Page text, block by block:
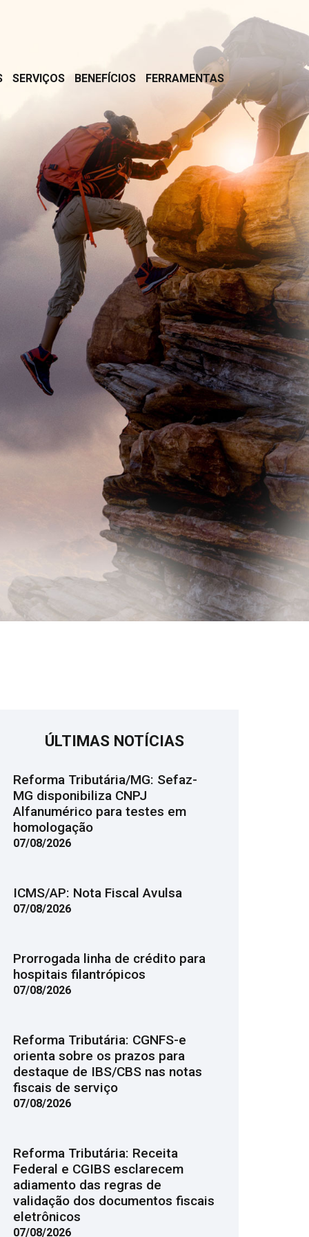
SERVIÇOS BENEFÍCIOS FERRAMENTAS
ÚLTIMAS NOTÍCIAS
Reforma Tributária/MG: Sefaz-
MG disponibiliza CNPJ
Alfanumérico para testes em
homologação
07/08/2026
ICMS/AP: Nota Fiscal Avulsa
07/08/2026
Prorrogada linha de crédito para
hospitais filantrópicos
07/08/2026
Reforma Tributária: CGNFS-e
orienta sobre os prazos para
destaque de IBS/CBS nas notas
fiscais de serviço
07/08/2026
Reforma Tributária: Receita
Federal e CGIBS esclarecem
adiamento das regras de
validação dos documentos fiscais
eletrônicos
07/08/2026